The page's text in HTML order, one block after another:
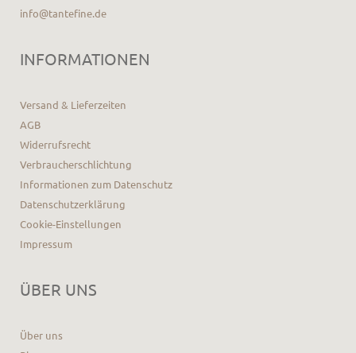
info@tantefine.de
INFORMATIONEN
Versand & Lieferzeiten
AGB
Widerrufsrecht
Verbraucherschlichtung
Informationen zum Datenschutz
Datenschutzerklärung
Cookie-Einstellungen
Impressum
ÜBER UNS
Über uns